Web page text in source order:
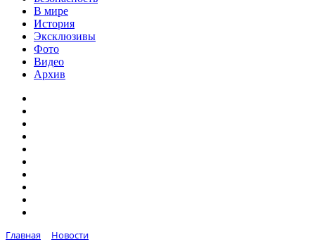
В мире
История
Эксклюзивы
Фото
Видео
Архив
Главная
Новости